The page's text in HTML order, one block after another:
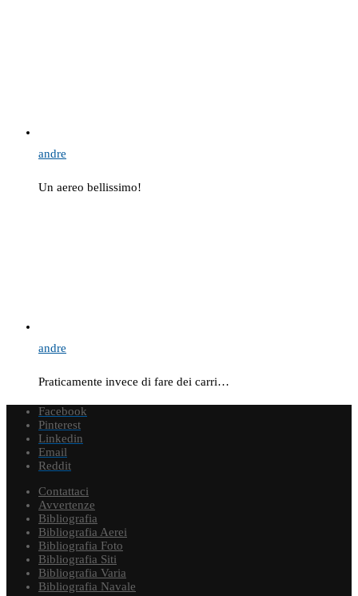
andre
Un aereo bellissimo!
andre
Praticamente invece di fare dei carri…
Facebook
Pinterest
Linkedin
Email
Reddit
Contattaci
Avvertenze
Bibliografia
Bibliografia Aerei
Bibliografia Foto
Bibliografia Siti
Bibliografia Varia
Bibliografia Navale